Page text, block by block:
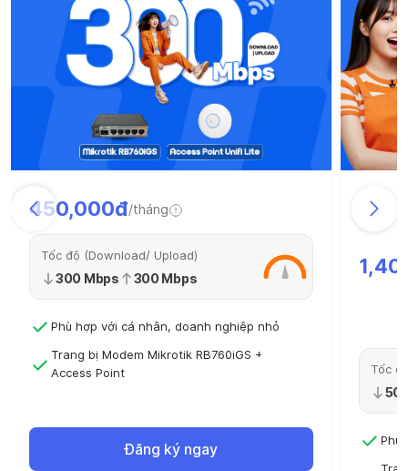
450,000đ/tháng
Tốc độ (Download/ Upload)
300 Mbps 300 Mbps
Phù hợp với cá nhân, doanh nghiệp nhỏ
Trang bị Modem Mikrotik RB760iGS +
Access Point
Đăng ký ngay
Tốc
Phù